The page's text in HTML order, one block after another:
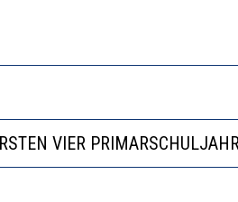
DAS INNOVATIONSPOTENZIAL
BRINGEN